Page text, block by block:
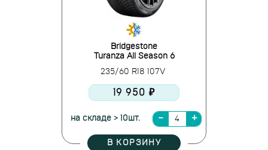
Bridgestone
Turanza All Season 6
235/60 R18 107V
19 950 ₽
на складе > 10шт.
В КОРЗИНУ